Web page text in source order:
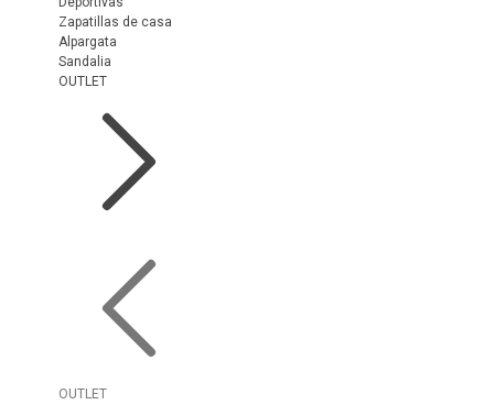
Zapatillas de casa
Alpargata
Sandalia
OUTLET
OUTLET